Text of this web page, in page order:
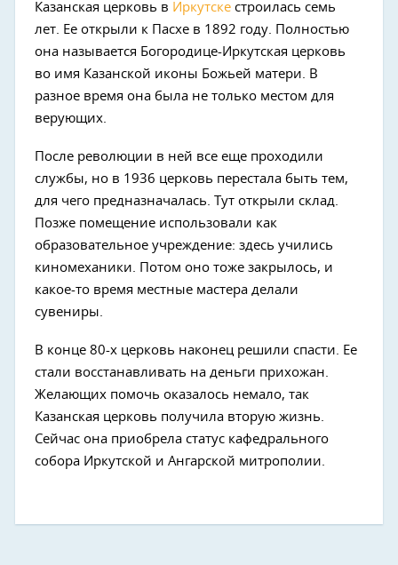
Казанская церковь в Иркутске строилась семь
лет. Ее открыли к Пасхе в 1892 году. Полностью
она называется Богородице-Иркутская церковь
во имя Казанской иконы Божьей матери. В
разное время она была не только местом для
верующих.
После революции в ней все еще проходили
службы, но в 1936 церковь перестала быть тем,
для чего предназначалась. Тут открыли склад.
Позже помещение использовали как
образовательное учреждение: здесь учились
киномеханики. Потом оно тоже закрылось, и
какое-то время местные мастера делали
сувениры.
В конце 80-х церковь наконец решили спасти. Ее
стали восстанавливать на деньги прихожан.
Желающих помочь оказалось немало, так
Казанская церковь получила вторую жизнь.
Сейчас она приобрела статус кафедрального
собора Иркутской и Ангарской митрополии.